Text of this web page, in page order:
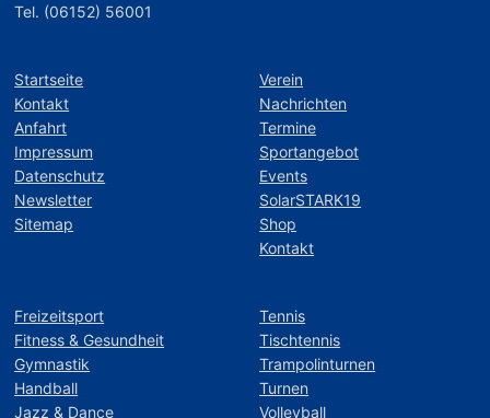
Tel. (06152) 56001
Startseite
Kontakt
Anfahrt
Impressum
Datenschutz
Newsletter
Sitemap
Verein
Nachrichten
Termine
Sportangebot
Events
SolarSTARK19
Shop
Kontakt
Freizeitsport
Fitness & Gesundheit
Gymnastik
Handball
Jazz & Dance
Tennis
Tischtennis
Trampolinturnen
Turnen
Volleyball